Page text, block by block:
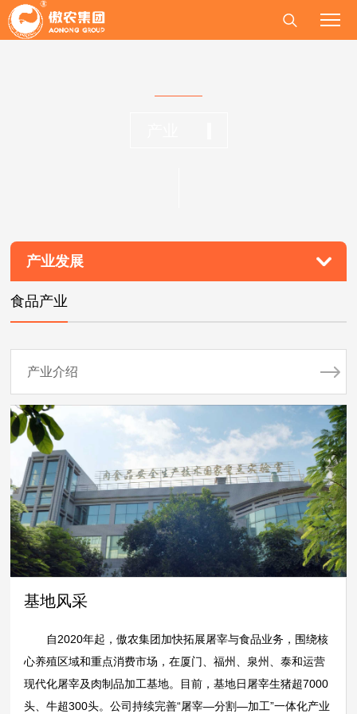
产业发展
食品产业
产业介绍
基地风采
自2020年起，傲农集团加快拓展屠宰与食品业务，围绕核
心养殖区域和重点消费市场，在厦门、福州、泉州、泰和运营
现代化屠宰及肉制品加工基地。目前，基地日屠宰生猪超7000
头、牛超300头。公司持续完善“屠宰—分割—加工”一体化产业